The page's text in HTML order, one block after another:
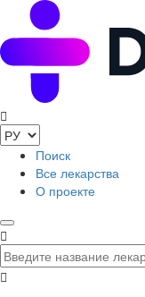
Поиск
Все лекарства
О проекте